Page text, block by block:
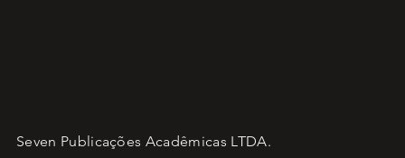
Seven Publicações Acadêmicas LTDA.